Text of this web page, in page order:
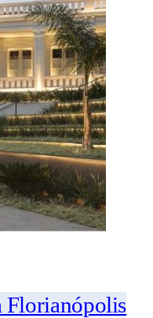
Florianópolis